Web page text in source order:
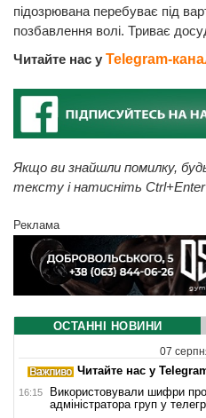
підозрювана перебуває під
позбавлення волі. Триває
Читайте нас у Telegram-
Якщо ви знайшли помилку,
тексту і натисніть Ctrl+Enter
Реклама
ОСТАННІ НОВИНИ
07
Читайте нас у
16:15
Використовували шифри
адміністратора груп у